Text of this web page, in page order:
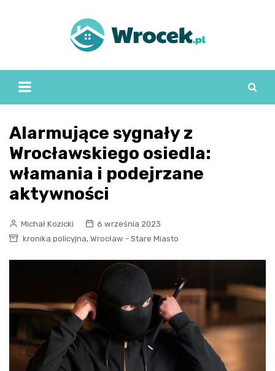
Alarmujące sygnały z
Wrocławskiego osiedla:
włamania i podejrzane
aktywności
Michał Kozicki
6 września 2023
kronika policyjna, Wrocław - Stare Miasto